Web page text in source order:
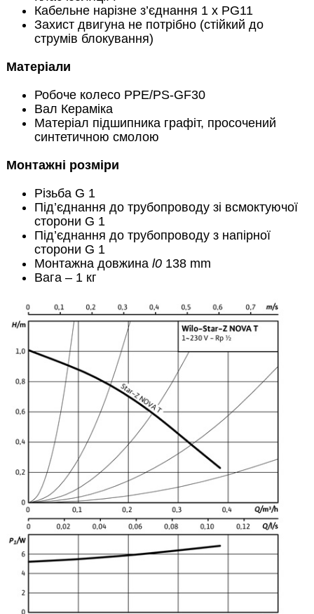
Кабельне нарізне з’єднання 1 x PG11
Захист двигуна не потрібно (стійкий до
струмів блокування)
Матеріали
Робоче колесо PPE/PS-GF30
Вал Кераміка
Матеріал підшипника графіт, просочений
синтетичною смолою
Монтажні розміри
Різьба G 1
Під’єднання до трубопроводу зі всмоктуючої
сторони G 1
Під’єднання до трубопроводу з напірної
сторони G 1
Монтажна довжина l0138 mm
Вага – 1 кг